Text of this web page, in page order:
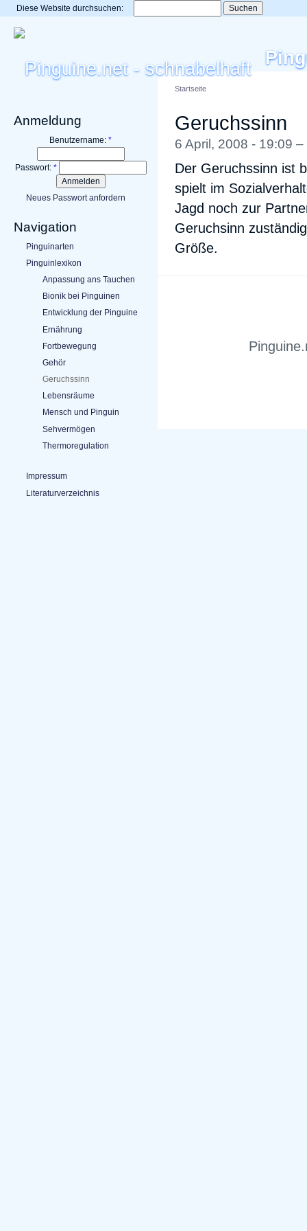
Diese Website durchsuchen:
Anmeldung
Benutzername: *
Passwort: *
Neues Passwort anfordern
Navigation
Pinguinarten
Pinguinlexikon
Anpassung ans Tauchen
Bionik bei Pinguinen
Entwicklung der Pinguine
Ernährung
Fortbewegung
Gehör
Geruchssinn
Lebensräume
Mensch und Pinguin
Sehvermögen
Thermoregulation
Impressum
Literaturverzeichnis
Startseite
Geruchssinn
6 April, 2008 - 19:09
Der Geruchssinn ist
spielt im
Jagd noch zur
Geruchsinn
Größe.